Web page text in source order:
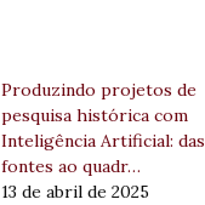
Produzindo projetos de
pesquisa histórica com
Inteligência Artificial: das
fontes ao quadr…
13 de abril de 2025